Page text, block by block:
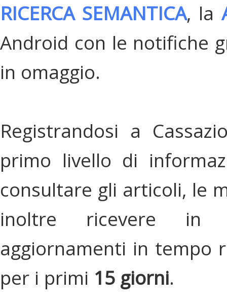
RICERCA SEMANTICA, la
Android con le notifiche
in omaggio.
Registrandosi a
primo livello di
consultare gli articoli, le
inoltre ricevere in
aggiornamenti in tempo
per i primi 15 giorni.